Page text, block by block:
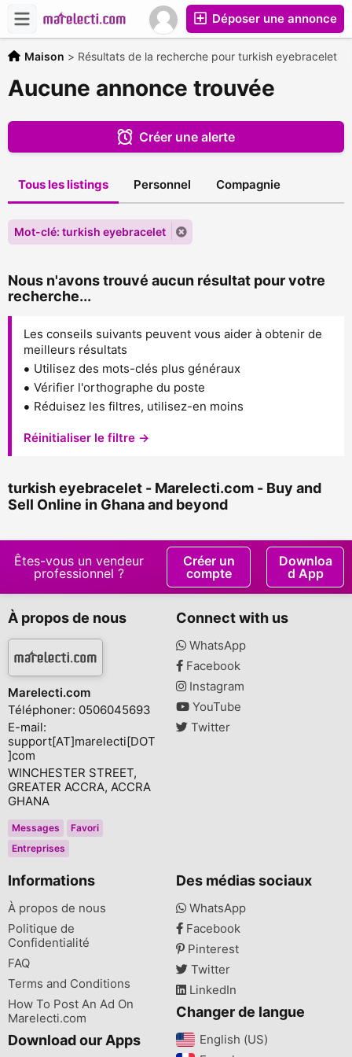
Déposer une annonce
Maison > Résultats de la recherche pour turkish eyebracelet
Aucune annonce trouvée
Créer une alerte
Tous les listings Personnel Compagnie
Mot-clé: turkish eyebracelet
Nous n'avons trouvé aucun résultat pour votre
recherche...
Les conseils suivants peuvent vous aider à obtenir de
meilleurs résultats
Utilisez des mots-clés plus généraux
Vérifier l'orthographe du poste
Réduisez les filtres, utilisez-en moins
Réinitialiser le filtre →
turkish eyebracelet - Marelecti.com - Buy and
Sell Online in Ghana and beyond
Êtes-vous un vendeur
professionnel ?
Créer un
compte
Downloa
d App
À propos de nous
Marelecti.com
Téléphoner: 0506045693
E-mail:
support[AT]marelecti[DOT
]com
WINCHESTER STREET,
GREATER ACCRA, ACCRA
GHANA
Messages
Favori
Entreprises
Connect with us
WhatsApp
Facebook
Instagram
YouTube
Twitter
Informations
À propos de nous
Politique de
Confidentialité
FAQ
Terms and Conditions
How To Post An Ad On
Marelecti.com
Download our Apps
Des médias sociaux
WhatsApp
Facebook
Pinterest
Twitter
LinkedIn
Changer de langue
English (US)‎